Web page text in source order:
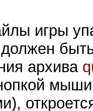
игры
должен
архива